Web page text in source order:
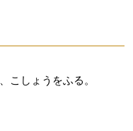
こしょうをふる。